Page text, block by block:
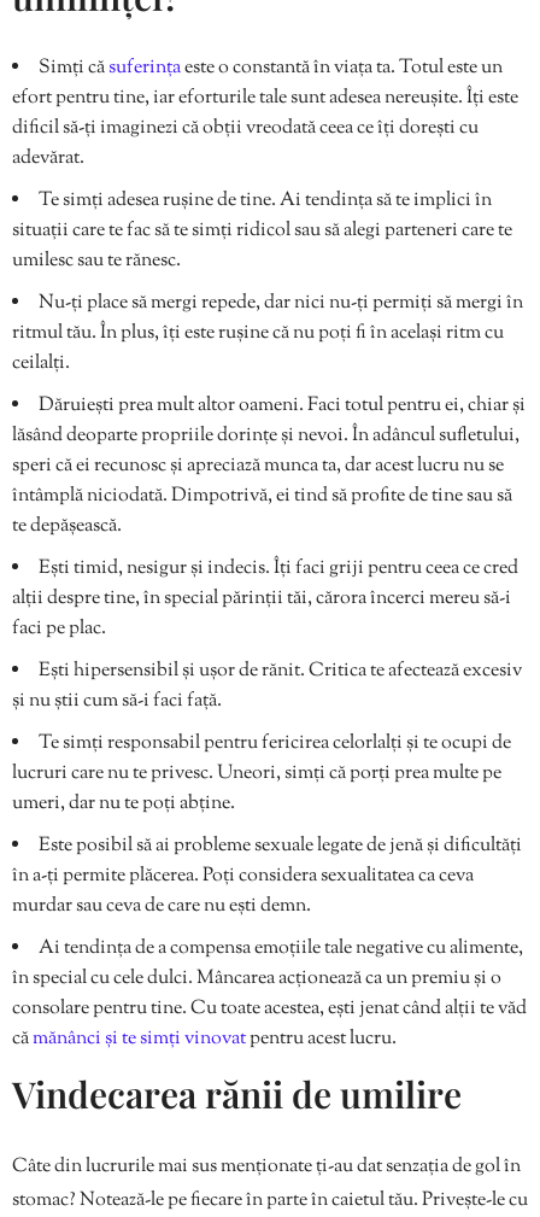
Simți căsuferințaeste o constantă în viața ta. Totul este un
efort pentru tine, iar eforturile tale sunt adesea nereușite. Îți este
dificil să-ți imaginezi că obții vreodată ceea ce îți dorești cu
adevărat.
Te simți adesea rușine de tine. Ai tendința să te implici în
situații care te fac să te simți ridicol sau să alegi parteneri care te
umilesc sau te rănesc.
Nu-ți place să mergi repede, dar nici nu-ți permiți să mergi în
ritmul tău. În plus, îți este rușine că nu poți fi în același ritm cu
ceilalți.
Dăruiești prea mult altor oameni. Faci totul pentru ei, chiar și
lăsând deoparte propriile dorințe și nevoi. În adâncul sufletului,
speri că ei recunosc și apreciază munca ta, dar acest lucru nu se
întâmplă niciodată. Dimpotrivă, ei tind să profite de tine sau să
te depășească.
Ești timid, nesigur și indecis. Îți faci griji pentru ceea ce cred
alții despre tine, în special părinții tăi, cărora încerci mereu să-i
faci pe plac.
Ești hipersensibil și ușor de rănit. Critica te afectează excesiv
și nu știi cum să-i faci față.
Te simți responsabil pentru fericirea celorlalți și te ocupi de
lucruri care nu te privesc. Uneori, simți că porți prea multe pe
umeri, dar nu te poți abține.
Este posibil să ai probleme sexuale legate de jenă și dificultăți
în a-ți permite plăcerea. Poți considera sexualitatea ca ceva
murdar sau ceva de care nu ești demn.
Ai tendința de a compensa emoțiile tale negative cu alimente,
în special cu cele dulci. Mâncarea acționează ca un premiu și o
consolare pentru tine. Cu toate acestea, ești jenat când alții te văd
cămănânci și te simți vinovatpentru acest lucru.
Vindecarea rănii de umilire
Câte din lucrurile mai sus menționate ți-au dat senzația de gol în
stomac? Notează-le pe fiecare în parte în caietul tău. Privește-le cu